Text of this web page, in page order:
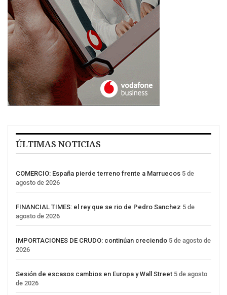
ÚLTIMAS NOTICIAS
COMERCIO: España pierde terreno frente a Marruecos 5 de
agosto de 2026
FINANCIAL TIMES: el rey que se rio de Pedro Sanchez 5 de
agosto de 2026
IMPORTACIONES DE CRUDO: continúan creciendo 5 de agosto de
2026
Sesión de escasos cambios en Europa y Wall Street 5 de agosto
de 2026